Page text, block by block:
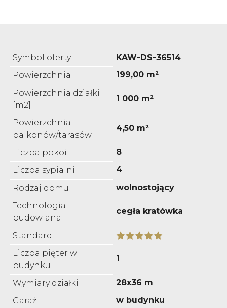
Symbol oferty
KAW-DS-36514
Powierzchnia
199,00 m²
Powierzchnia działki
[m2]
1 000 m²
Powierzchnia
balkonów/tarasów
4,50 m²
Liczba pokoi
8
Liczba sypialni
4
Rodzaj domu
wolnostojący
Technologia
budowlana
cegła kratówka
Standard
Liczba pięter w
budynku
1
Wymiary działki
28x36 m
Garaż
w budynku